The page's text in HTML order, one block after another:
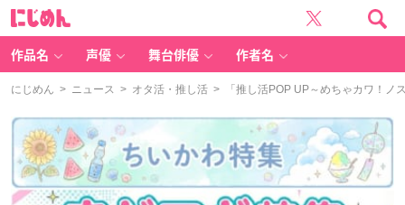
作品名 声優 舞台俳優 作者名
にじめん > ニュース > オタ活・推し活 > 「推し活POP UP～めちゃカワ！ノ